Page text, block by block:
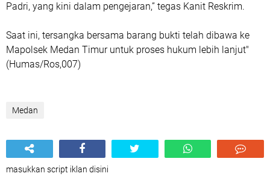
Padri, yang kini dalam pengejaran,” tegas Kanit Reskrim.
Saat ini, tersangka bersama barang bukti telah dibawa ke
Mapolsek Medan Timur untuk proses hukum lebih lanjut"
(Humas/Ros,007)
Medan
masukkan script iklan disini